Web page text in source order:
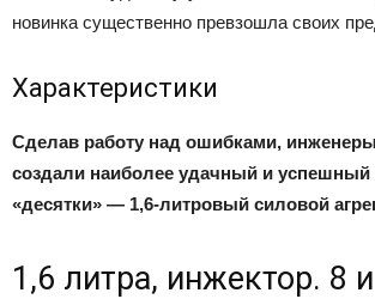
новинка существенно превзошла своих
Характеристики
Сделав работу над ошибками,
создали наиболее удачный и
«десятки» — 1,6-литровый силовой
1,6 литра, инжектор. 8